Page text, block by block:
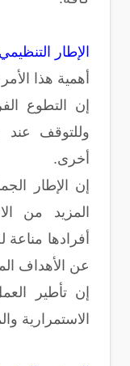
الإطار
أهمية هذا
إن التطوع
وللتوقف عند
أخرى.
إن الإطار
المزيد من
أفرادها مناعة
عن الأهداف
إن تأطير
الاستمرارية